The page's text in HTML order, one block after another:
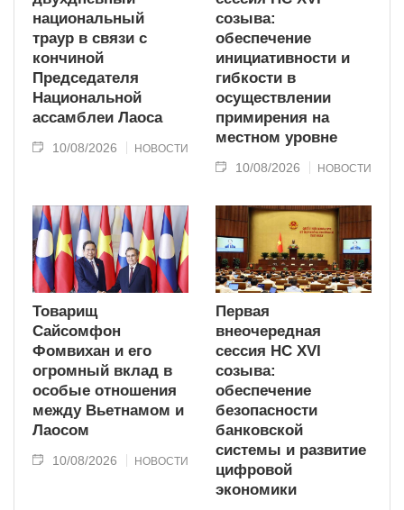
национальный
траур в связи с
кончиной
Председателя
Национальной
ассамблеи Лаоса
10/08/2026 НОВОСТИ
созыва:
обеспечение
инициативности и
гибкости в
осуществлении
примирения на
местном уровне
10/08/2026 НОВОСТИ
Товарищ
Сайсомфон
Фомвихан и его
огромный вклад в
особые отношения
между Вьетнамом и
Лаосом
10/08/2026 НОВОСТИ
Первая
внеочередная
сессия НС XVI
созыва:
обеспечение
безопасности
банковской
системы и развитие
цифровой
экономики